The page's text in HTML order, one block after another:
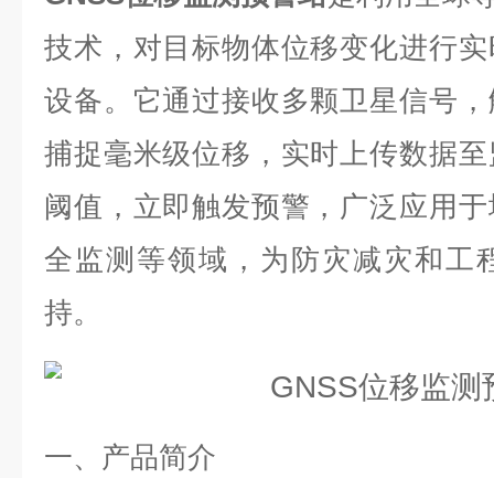
技术，对目标物体位移变化进行
设备。它通过接收多颗卫星信号
捕捉毫米级位移，实时上传数据
阈值，立即触发预警，广泛应用
全监测等领域，为防灾减灾和工
持。
一、产品简介